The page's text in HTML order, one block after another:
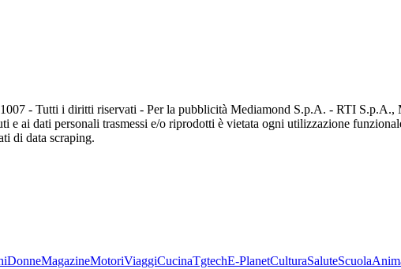
- Tutti i diritti riservati - Per la pubblicità Mediamond S.p.A. - RTI S.p.A.,
e ai dati personali trasmessi e/o riprodotti è vietata ogni utilizzazione
di data scraping.
DonneMagazineMotoriViaggiCucinaTgtechE-PlanetCulturaSaluteScuola